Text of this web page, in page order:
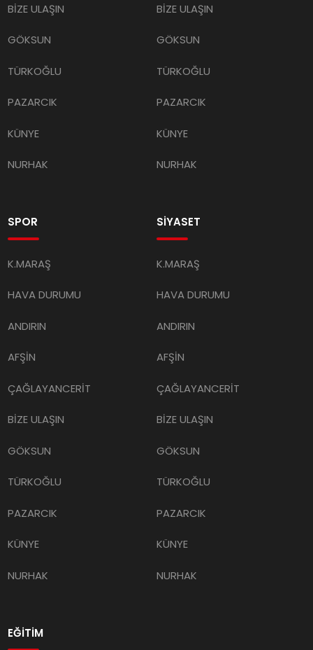
BİZE ULAŞIN
GÖKSUN
TÜRKOĞLU
PAZARCIK
KÜNYE
NURHAK
BİZE ULAŞIN
GÖKSUN
TÜRKOĞLU
PAZARCIK
KÜNYE
NURHAK
SPOR
K.MARAŞ
HAVA DURUMU
ANDIRIN
AFŞİN
ÇAĞLAYANCERİT
BİZE ULAŞIN
GÖKSUN
TÜRKOĞLU
PAZARCIK
KÜNYE
NURHAK
SİYASET
K.MARAŞ
HAVA DURUMU
ANDIRIN
AFŞİN
ÇAĞLAYANCERİT
BİZE ULAŞIN
GÖKSUN
TÜRKOĞLU
PAZARCIK
KÜNYE
NURHAK
EĞİTİM